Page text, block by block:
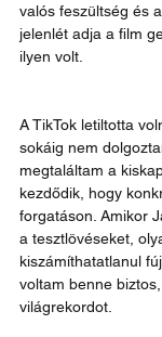
valós feszültség és
jelenlét adja a film
ilyen volt.
A TikTok letiltotta
sokáig nem
megtaláltam a
kezdődik, hogy
forgatáson. Amikor
a tesztlövéseket,
kiszámíthatatlanul
voltam benne
világrekordot.